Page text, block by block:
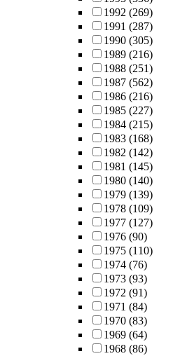
1992 (269)
1991 (287)
1990 (305)
1989 (216)
1988 (251)
1987 (562)
1986 (216)
1985 (227)
1984 (215)
1983 (168)
1982 (142)
1981 (145)
1980 (140)
1979 (139)
1978 (109)
1977 (127)
1976 (90)
1975 (110)
1974 (76)
1973 (93)
1972 (91)
1971 (84)
1970 (83)
1969 (64)
1968 (86)